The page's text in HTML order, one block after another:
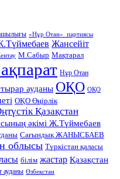
«Нұр Отан» партиясы
Жансейіт
М.Сабыр Мақтарал
Нұр Отан
ауданы ОҚО ОҚО
ОҚО Өңірлік
Қазақстан
әкімі Ж.Түймебаев
Сағындық ЖАНЫСБАЕВ
облысы Түркістан қаласы
білім жастар Қазақстан
ауданы Өзбекстан